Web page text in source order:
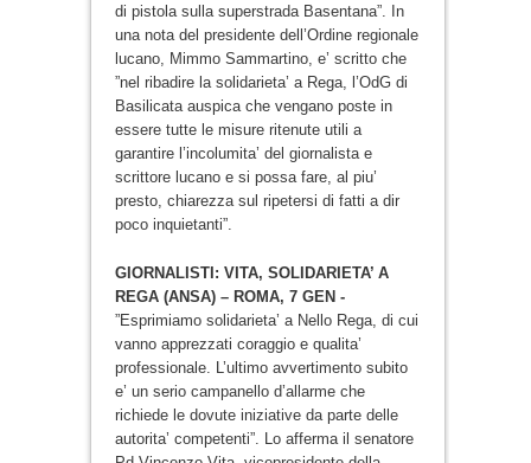
di pistola sulla superstrada Basentana”. In
una nota del presidente dell’Ordine regionale
lucano, Mimmo Sammartino, e’ scritto che
”nel ribadire la solidarieta’ a Rega, l’OdG di
Basilicata auspica che vengano poste in
essere tutte le misure ritenute utili a
garantire l’incolumita’ del giornalista e
scrittore lucano e si possa fare, al piu’
presto, chiarezza sul ripetersi di fatti a dir
poco inquietanti”.
GIORNALISTI: VITA, SOLIDARIETA’ A
REGA (ANSA) – ROMA, 7 GEN -
”Esprimiamo solidarieta’ a Nello Rega, di cui
vanno apprezzati coraggio e qualita’
professionale. L’ultimo avvertimento subito
e’ un serio campanello d’allarme che
richiede le dovute iniziative da parte delle
autorita’ competenti”. Lo afferma il senatore